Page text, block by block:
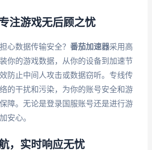
注游戏无后顾之忧
心数据传输安全？ 番茄加速器采用高
你的游戏数据，从你的设备到加速节
防止中间人攻击或数据窃听。专线传
的干扰和污染，为你的账号安全和游
障。无论是登录国服账号还是进行游
安心。
，实时响应无忧